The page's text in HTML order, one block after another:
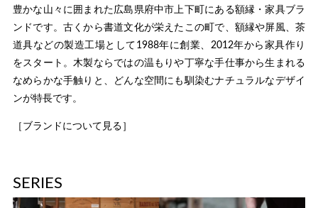
豊かな山々に囲まれた広島県府中市上下町にある額縁・家具ブラ
ンドです。古くから書道文化が栄えたこの町で、額縁や屏風、茶
道具などの製造工場として1988年に創業、2012年から家具作り
をスタート。木製ならではの温もりや丁寧な手仕事から生まれる
なめらかな手触りと、どんな空間にも馴染むナチュラルなデザイ
ンが特長です。
［ブランドについて見る］
SERIES